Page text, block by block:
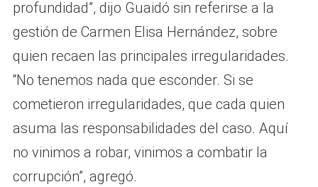
profundidad”, dijo Guaidó sin referirse a la
gestión de Carmen Elisa Hernández, sobre
quien recaen las principales irregularidades.
“No tenemos nada que esconder. Si se
cometieron irregularidades, que cada quien
asuma las responsabilidades del caso. Aquí
no vinimos a robar, vinimos a combatir la
corrupción”, agregó.